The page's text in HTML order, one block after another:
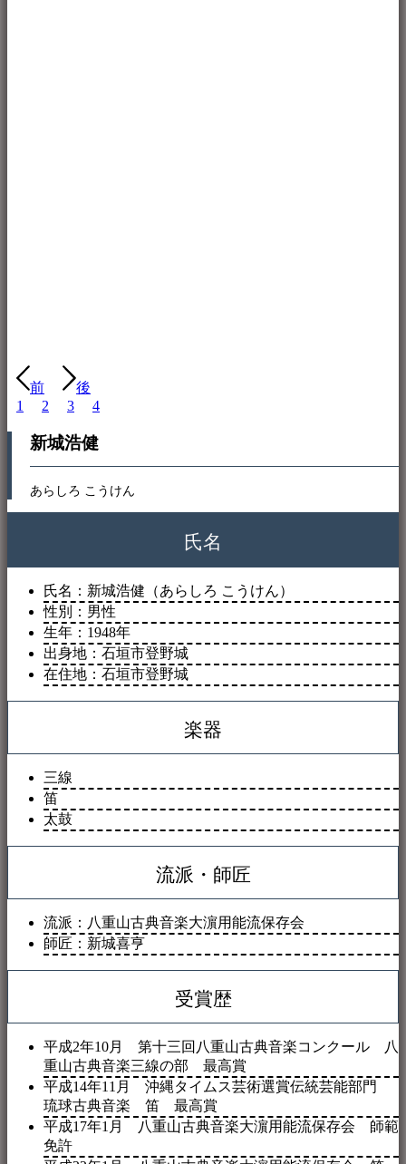
前
後
1
2 3 4
新城浩健
あらしろ こうけん
氏名
氏名：新城浩健（あらしろ こうけん）
性別：男性
生年：1948年
出身地：石垣市登野城
在住地：石垣市登野城
楽器
三線
笛
太鼓
流派・師匠
流派：八重山古典音楽大濵用能流保存会
師匠：新城喜亨
受賞歴
平成2年10月 第十三回八重山古典音楽コンクール 八
重山古典音楽三線の部 最高賞
平成14年11月 沖縄タイムス芸術選賞伝統芸能部門
琉球古典音楽 笛 最高賞
平成17年1月 八重山古典音楽大濵用能流保存会 師範
免許